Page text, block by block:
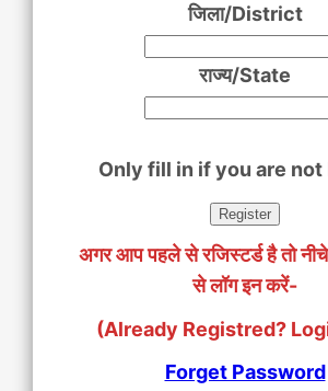
जिला/District
राज्य/State
Only fill in if you are not
अगर आप पहले से रजिस्टर्ड है तो नीचे
से लॉग इन करें-
(Already Registred?
Forget Password